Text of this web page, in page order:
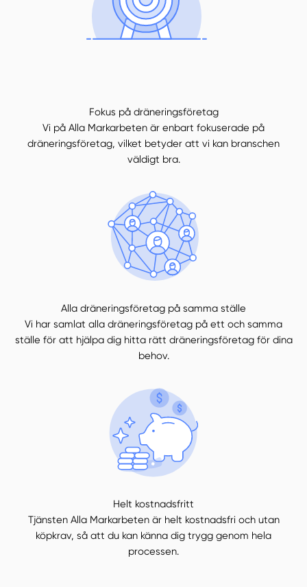
Fokus på dräneringsföretag
Vi på Alla Markarbeten är enbart fokuserade på
dräneringsföretag, vilket betyder att vi kan branschen
väldigt bra.
Alla dräneringsföretag på samma ställe
Vi har samlat alla dräneringsföretag på ett och samma
ställe för att hjälpa dig hitta rätt dräneringsföretag för dina
behov.
Helt kostnadsfritt
Tjänsten Alla Markarbeten är helt kostnadsfri och utan
köpkrav, så att du kan känna dig trygg genom hela
processen.